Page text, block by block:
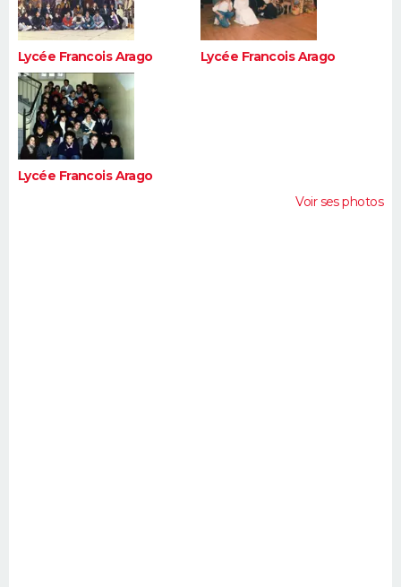
Lycée Francois Arago Lycée Francois Arago
Lycée Francois Arago
Voir ses photos